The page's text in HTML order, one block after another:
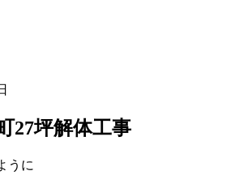
27坪解体工事
うに